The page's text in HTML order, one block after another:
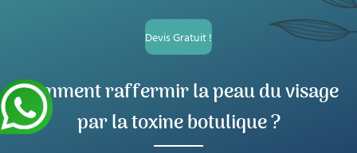
Devis Gratuit !
Comment raffermir la peau du visage
par la toxine botulique ?